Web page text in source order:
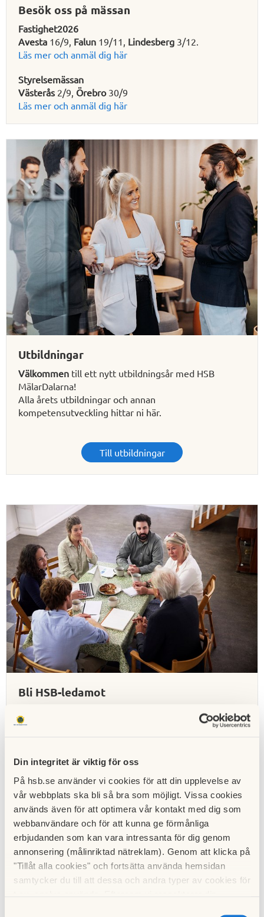
Din integritet är viktig för oss
På hsb.se använder vi cookies för att din upplevelse av
vår webbplats ska bli så bra som möjligt. Vissa cookies
används även för att optimera vår kontakt med dig som
webbanvändare och för att kunna ge förmånliga
erbjudanden som kan vara intressanta för dig genom
annonsering (målinriktad nätreklam). Genom att klicka på
"Tillåt alla cookies" och fortsätta använda hemsidan
samtycker du till att dessa och andra typer av cookies för
Besök oss på mässan
Fastighet2026
Avesta 16/9, Falun 19/11, Lindesberg 3/12.
Läs mer och anmäl dig här
Styrelsemässan
Västerås 2/9, Örebro30/9
Läs mer och anmäl dig här
Utbildningar
Välkommen till ett nytt utbildningsår med HSB
MälarDalarna!
Alla årets utbildningar och annan
kompetensutveckling hittar ni här.
Till utbildningar
Bli HSB-ledamot
Är du en problemlösare? Gillar du att tänka nytt? Är du
engagerad? Eller vill du skaffa dig nya meriter? Kan du
Läs om HSB-ledamot